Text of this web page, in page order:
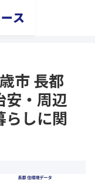
ス
市 長都
安・周辺
らしに関